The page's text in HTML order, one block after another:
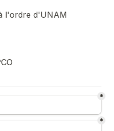
l'ordre d'UNAM
*
*